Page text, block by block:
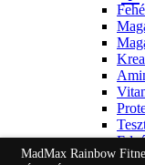
MadMax Rainbow